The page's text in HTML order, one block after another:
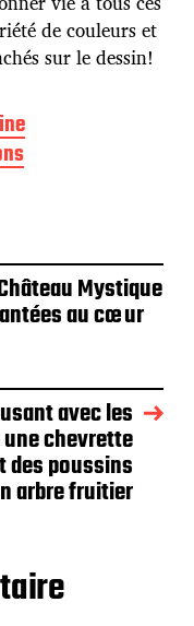
de couleurs et
sur le dessin!
Mystique
au cœur
avec les
chevrette
des poussins
arbre fruitier